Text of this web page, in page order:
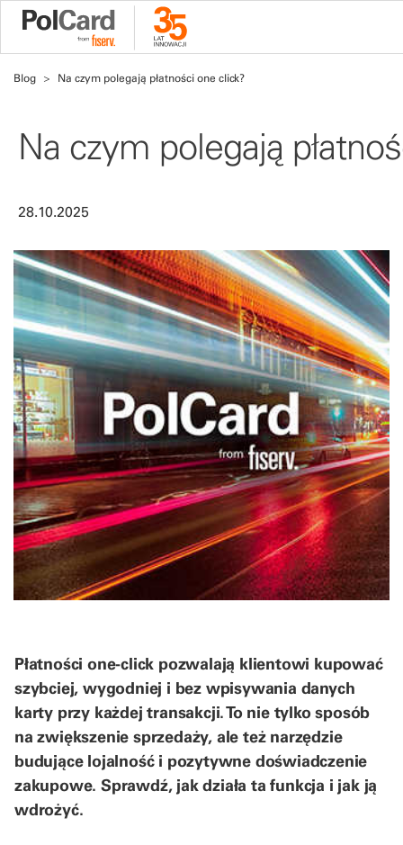
Blog Na czym polegają płatności one click?
Na czym polegają
28.10.2025
Płatności one-click pozwalają klientowi kupować
szybciej, wygodniej i bez wpisywania danych
karty przy każdej transakcji. To nie tylko sposób
na zwiększenie sprzedaży, ale też narzędzie
budujące lojalność i pozytywne doświadczenie
zakupowe. Sprawdź, jak działa ta funkcja i jak ją
wdrożyć.